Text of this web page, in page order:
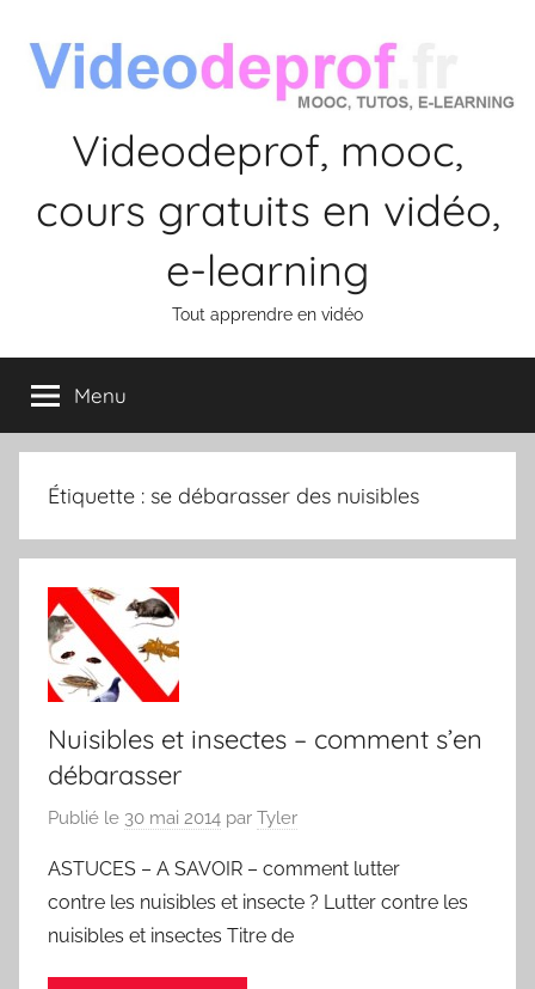
contenu
Videodeprof, mooc,
cours gratuits en vidéo,
e-learning
Tout apprendre en vidéo
Menu
Étiquette : se débarasser des nuisibles
Nuisibles et insectes – comment s’en
débarasser
Publié le 30 mai 2014 par Tyler
ASTUCES – A SAVOIR – comment lutter
contre les nuisibles et insecte ? Lutter contre les
nuisibles et insectes Titre de